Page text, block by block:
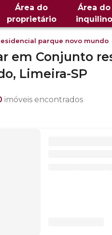
Área do
proprietário
Área do
inquilino
parque novo mundo
em Conjunto
Limeira-SP
imóveis encontrados